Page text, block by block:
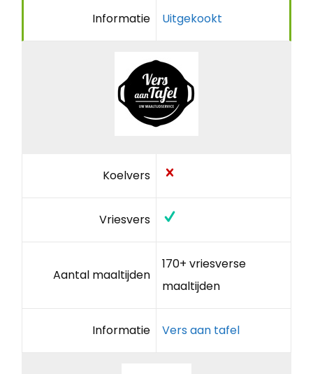
Informatie Uitgekookt
Koelvers
Vriesvers
Aantal maaltijden
170+ vriesverse
maaltijden
Informatie Vers aan tafel